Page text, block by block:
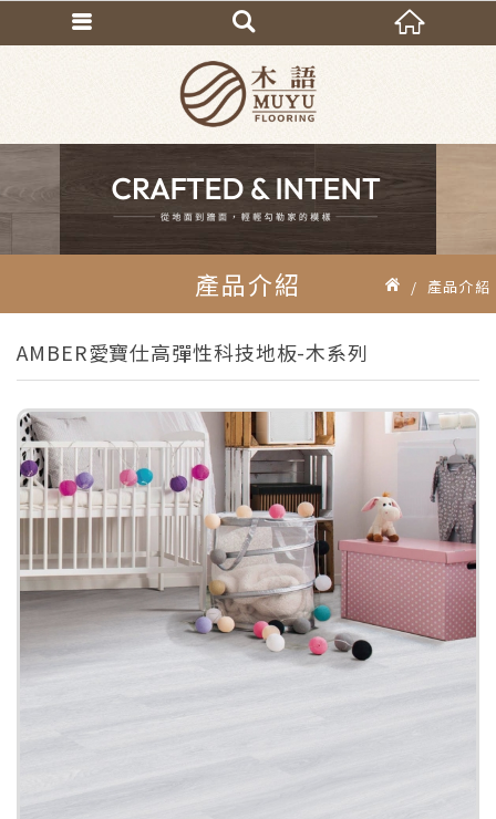
產品介紹 產品介紹
AMBER愛寶仕高彈性科技地板-木系列